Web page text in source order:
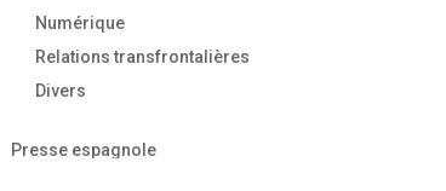
Numérique
Relations transfrontalières
Divers
Presse espagnole